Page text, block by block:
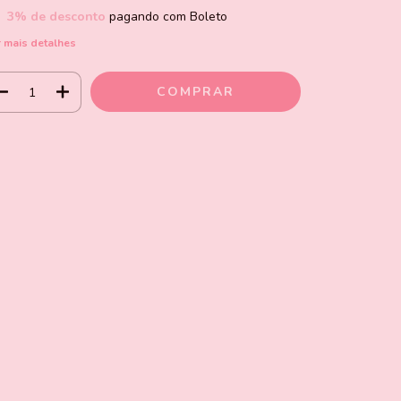
3% de desconto pagando com Boleto
mais detalhes